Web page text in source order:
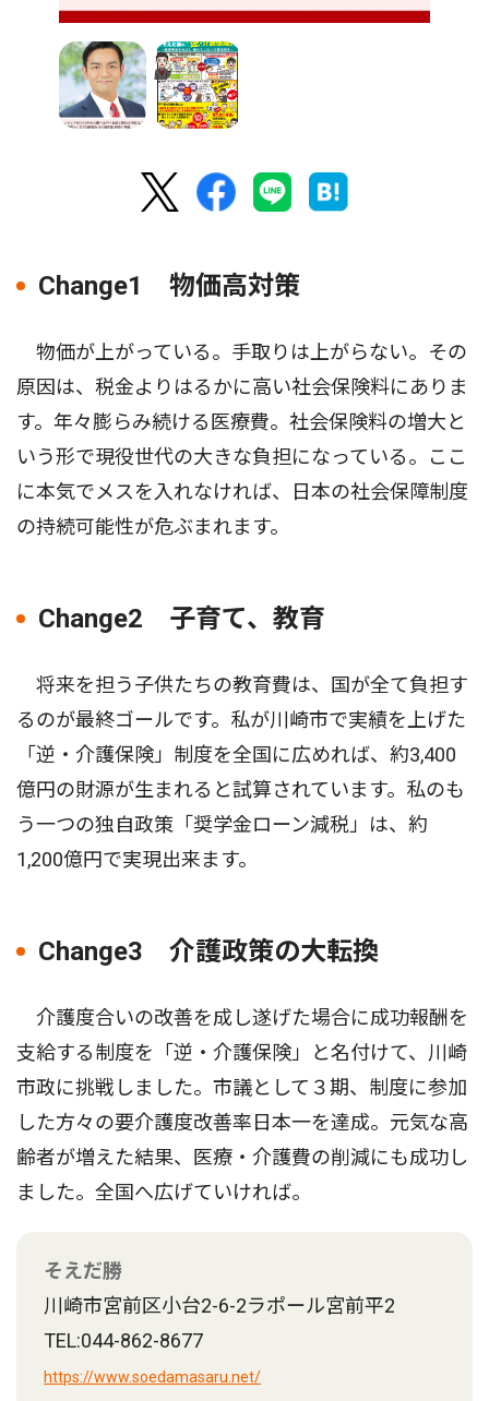
Change1 物価高対策
物価が上がっている。手取りは上がらない。その
原因は、税金よりはるかに高い社会保険料にありま
す。年々膨らみ続ける医療費。社会保険料の増大と
いう形で現役世代の大きな負担になっている。ここ
に本気でメスを入れなければ、日本の社会保障制度
の持続可能性が危ぶまれます。
Change2 子育て、教育
将来を担う子供たちの教育費は、国が全て負担す
るのが最終ゴールです。私が川崎市で実績を上げた
「逆・介護保険」制度を全国に広めれば、約3,400
億円の財源が生まれると試算されています。私のも
う一つの独自政策「奨学金ローン減税」は、約
1,200億円で実現出来ます。
Change3 介護政策の大転換
介護度合いの改善を成し遂げた場合に成功報酬を
支給する制度を「逆・介護保険」と名付けて、川崎
市政に挑戦しました。市議として３期、制度に参加
した方々の要介護度改善率日本一を達成。元気な高
齢者が増えた結果、医療・介護費の削減にも成功し
ました。全国へ広げていければ。
そえだ勝
川崎市宮前区小台2-6-2ラポール宮前平2
TEL:044-862-8677
https://www.soedamasaru.net/